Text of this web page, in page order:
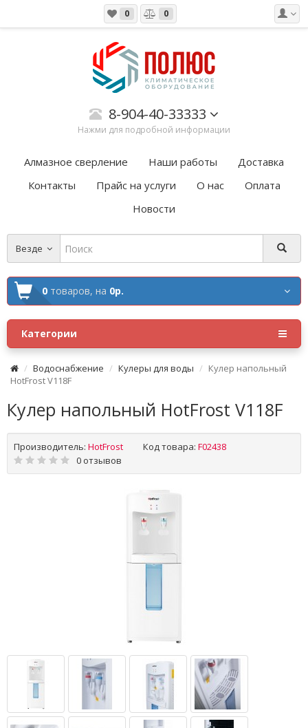
0 0
8-904-40-33333
Нажми для подробной информации
Алмазное сверление Наши работы
Доставка
Контакты
Прайс на услуги О нас
Оплата
Новости
Везде
0 товаров, на 0р.
Категории
Водоснабжение Кулеры для воды
Кулер напольный
HotFrost V118F
Кулер напольный HotFrost V118F
Производитель: HotFrost Код товара: F02438
0 отзывов